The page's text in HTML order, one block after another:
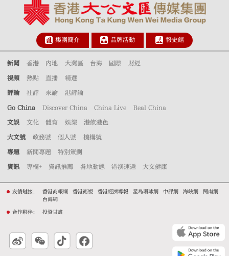
集團簡介 品牌活動 報史館
新聞 香港 內地 大灣區 台海 國際 財經
視頻 熱點 直播 精選
評論 社評 來論 港評論
Go China Discover China China Live Real China
文娛 文化 體育 娛樂 港飲港色
大文號 政務號 個人號 機構號
專題 新聞專題 特別策劃
資訊 專欄+ 資訊推薦 各地動態 港澳速遞 大文健康
友情鏈接： 香港商報網 香港衛視 香港經濟導報 星島環球網 中評網 海峽網
閩南網
台海網
合作夥伴： 投資甘肅